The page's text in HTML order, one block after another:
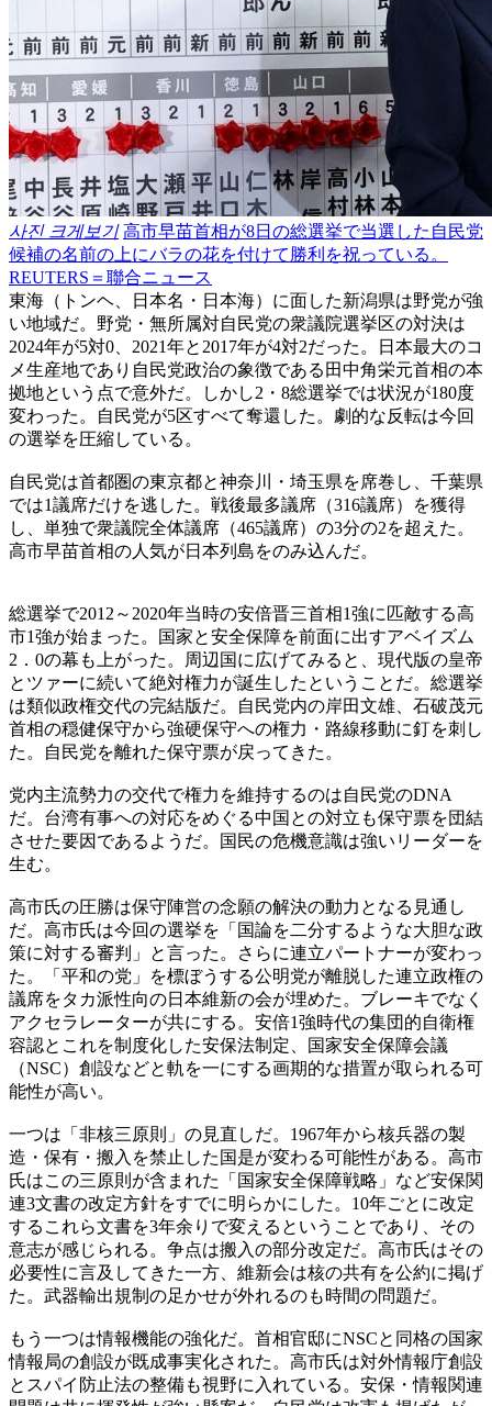
사진 크게보기 高市早苗首相が8日の総選挙で当選した自民党
候補の名前の上にバラの花を付けて勝利を祝っている。
REUTERS＝聯合ニュース
東海（トンヘ、日本名・日本海）に面した新潟県は野党が強
い地域だ。野党・無所属対自民党の衆議院選挙区の対決は
2024年が5対0、2021年と2017年が4対2だった。日本最大のコ
メ生産地であり自民党政治の象徴である田中角栄元首相の本
拠地という点で意外だ。しかし2・8総選挙では状況が180度
変わった。自民党が5区すべて奪還した。劇的な反転は今回
の選挙を圧縮している。
自民党は首都圏の東京都と神奈川・埼玉県を席巻し、千葉県
では1議席だけを逃した。戦後最多議席（316議席）を獲得
し、単独で衆議院全体議席（465議席）の3分の2を超えた。
高市早苗首相の人気が日本列島をのみ込んだ。
総選挙で2012～2020年当時の安倍晋三首相1強に匹敵する高
市1強が始まった。国家と安全保障を前面に出すアベイズム
2．0の幕も上がった。周辺国に広げてみると、現代版の皇帝
とツァーに続いて絶対権力が誕生したということだ。総選挙
は類似政権交代の完結版だ。自民党内の岸田文雄、石破茂元
首相の穏健保守から強硬保守への権力・路線移動に釘を刺し
た。自民党を離れた保守票が戻ってきた。
党内主流勢力の交代で権力を維持するのは自民党のDNA
だ。台湾有事への対応をめぐる中国との対立も保守票を団結
させた要因であるようだ。国民の危機意識は強いリーダーを
生む。
高市氏の圧勝は保守陣営の念願の解決の動力となる見通し
だ。高市氏は今回の選挙を「国論を二分するような大胆な政
策に対する審判」と言った。さらに連立パートナーが変わっ
た。「平和の党」を標ぼうする公明党が離脱した連立政権の
議席をタカ派性向の日本維新の会が埋めた。ブレーキでなく
アクセラレーターが共にする。安倍1強時代の集団的自衛権
容認とこれを制度化した安保法制定、国家安全保障会議
（NSC）創設などと軌を一にする画期的な措置が取られる可
能性が高い。
一つは「非核三原則」の見直しだ。1967年から核兵器の製
造・保有・搬入を禁止した国是が変わる可能性がある。高市
氏はこの三原則が含まれた「国家安全保障戦略」など安保関
連3文書の改定方針をすでに明らかにした。10年ごとに改定
するこれら文書を3年余りで変えるということであり、その
意志が感じられる。争点は搬入の部分改定だ。高市氏はその
必要性に言及してきた一方、維新会は核の共有を公約に掲げ
た。武器輸出規制の足かせが外れるのも時間の問題だ。
もう一つは情報機能の強化だ。首相官邸にNSCと同格の国家
情報局の創設が既成事実化された。高市氏は対外情報庁創設
とスパイ防止法の整備も視野に入れている。安保・情報関連